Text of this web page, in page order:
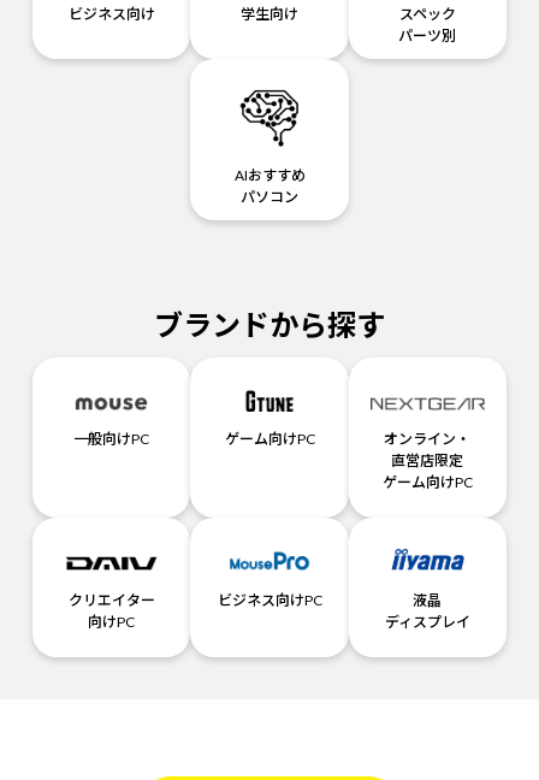
ビジネス向け 学生向け
スペック
パーツ別
AIおすすめ
パソコン
ブランドから探す
一般向けPC ゲーム向けPC
オンライン・
直営店限定
ゲーム向けPC
クリエイター
向けPC
ビジネス向けPC
液晶
ディスプレイ